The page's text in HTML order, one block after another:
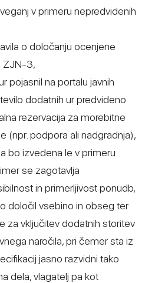
v primeru nepredvidenih
o določanju ocenjene
ZJN-3,
pojasnil na portalu javnih
dodatnih ur predvideno
rezervacija za morebitne
(npr. podpora ali nadgradnja),
bo izvedena le v primeru
se zagotavlja
in primerljivost ponudb,
določil vsebino in obseg ter
za vključitev dodatnih storitev
naročila, pri čemer sta iz
jasno razvidni tako
dela, vlagatelj pa kot